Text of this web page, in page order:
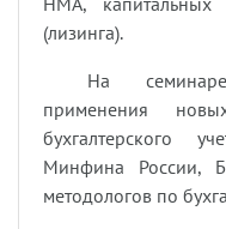
(лизинга).
На
применения
бухгалтерского
Минфина России,
методологов по